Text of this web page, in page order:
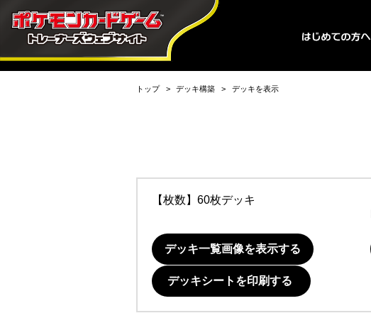
トップ デッキ構築 デッキを表示
【枚数】60枚デッキ
デッキ一覧画像を表示する
デッキシートを印刷する